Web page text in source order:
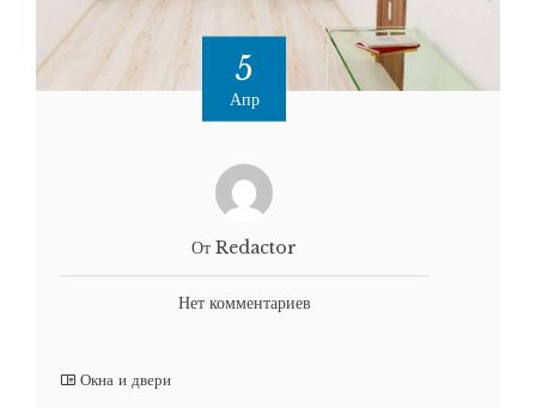
5
Апр
От Redactor
Нет комментариев
Окна и двери